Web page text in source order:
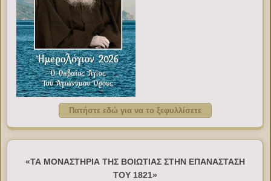
Πατήστε εδώ για να το ξεφυλλίσετε
«ΤΑ ΜΟΝΑΣΤΗΡΙΑ ΤΗΣ ΒΟΙΩΤΙΑΣ ΣΤΗΝ ΕΠΑΝΑΣΤΑΣΗ
ΤΟΥ 1821»